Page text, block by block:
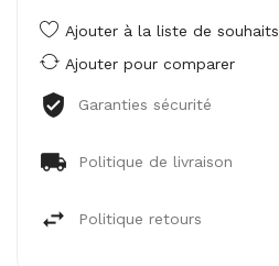
Ajouter à la liste de souhaits
Ajouter pour comparer
Garanties sécurité
Politique de livraison
Politique retours